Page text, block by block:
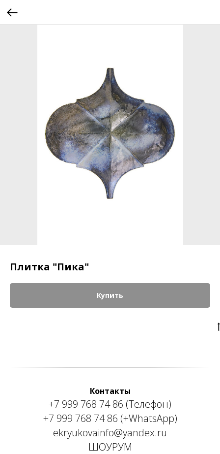
Плитка "Пика"
Купить
Контакты
+7 999 768 74 86 (Телефон)
+7 999 768 74 86 (+WhatsApp)
ekryukovainfo@yandex.ru
ШОУРУМ